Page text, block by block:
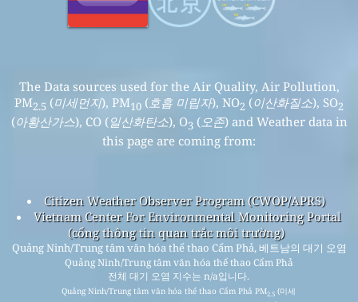
The Data sources used for the Air Quality, Air Pollution,
PM2.5 (미세먼지), PM10 ( 호흡 미립자), NO2 (이산화질소), SO2
(아황산가스), CO (일산화탄소), O3 (오존) and Weather data in
this page are coming from:
Citizen Weather Observer Program (CWOP/APRS)
Vietnam Center For Environmental Monitoring Portal
(cổng thông tin quan trắc môi trường)
Quảng Ninh/Trung tâm văn hóa thể thao Cẩm Phả, 베트남의 대기 오염
Quảng Ninh/Trung tâm văn hóa thể thao Cẩm Phả
전체 대기 오염 지수는 n/a입니다.
Quảng Ninh/Trung tâm văn hóa thể thao Cẩm Phả PM2.5 (미세